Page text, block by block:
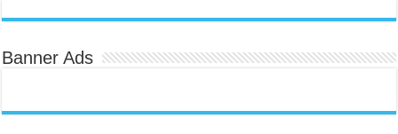
Banner Ads